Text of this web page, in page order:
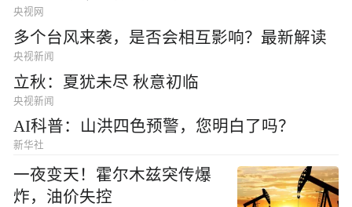
央视网
多个台风来袭，是否会相互影响？最新解读
央视新闻
立秋：夏犹未尽 秋意初临
央视新闻
AI科普：山洪四色预警，您明白了吗？
新华社
一夜变天！霍尔木兹突传爆
炸，油价失控